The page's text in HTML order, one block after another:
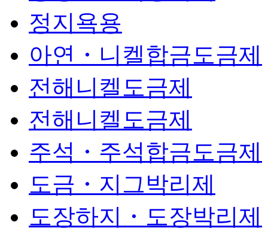
정지욕용
아연・니켈합금도금제
전해니켈도금제
전해니켈도금제
주석・주석합금도금제
도금・지그박리제
도장하지・도장박리제